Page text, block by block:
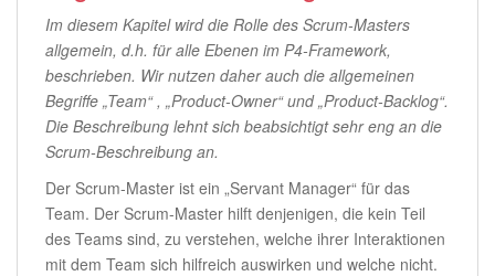
Im diesem Kapitel wird die Rolle des Scrum-Masters
allgemein, d.h. für alle Ebenen im P4-Framework,
beschrieben. Wir nutzen daher auch die allgemeinen
Begriffe „Team“ , „Product-Owner“ und „Product-Backlog“.
Die Beschreibung lehnt sich beabsichtigt sehr eng an die
Scrum-Beschreibung an.
Der Scrum-Master ist ein „Servant Manager“ für das
Team. Der Scrum-Master hilft denjenigen, die kein Teil
des Teams sind, zu verstehen, welche ihrer Interaktionen
mit dem Team sich hilfreich auswirken und welche nicht.